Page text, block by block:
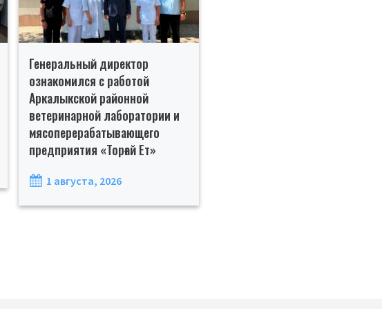
Генеральный директор
ознакомился с работой
Аркалыкской районной
ветеринарной лаборатории и
мясоперерабатывающего
предприятия «Торғай Ет»
1 августа, 2026